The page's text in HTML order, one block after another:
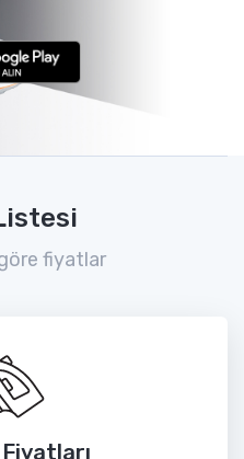
fiyatlar